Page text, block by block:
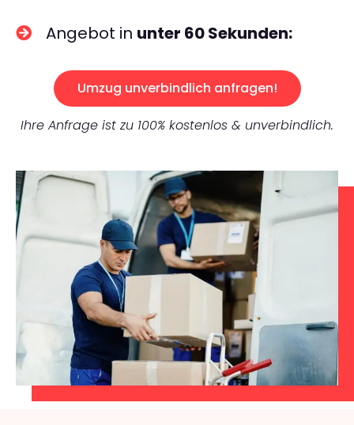
Angebot in unter 60 Sekunden:
Umzug unverbindlich anfragen!
Ihre Anfrage ist zu 100% kostenlos & unverbindlich.